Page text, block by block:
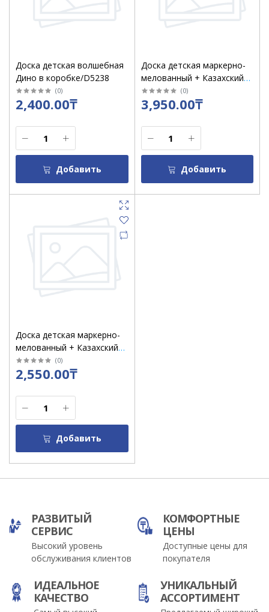
Доска детская волшебная
Дино в коробке/D5238
(0)
2,400.00₸
Добавить
Доска детская маркерно-
мелованный + Казахский
алфавит большой/К2012-
Н4
(0)
3,950.00₸
Добавить
Доска детская маркерно-
мелованный + Казахский
алфавит средний/К2014-Н4
(0)
2,550.00₸
Добавить
РАЗВИТЫЙ
СЕРВИС
Высокий уровень
обслуживания клиентов
КОМФОРТНЫЕ
ЦЕНЫ
Доступные цены для
покупателя
ИДЕАЛЬНОЕ
КАЧЕСТВО
УНИКАЛЬНЫЙ
АССОРТИМЕНТ